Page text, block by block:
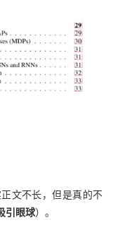
文不长，但是真的不
引眼球）。